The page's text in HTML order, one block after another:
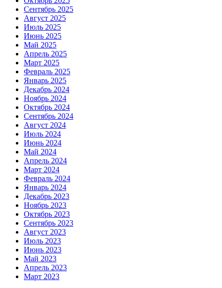
Сентябрь 2025
Август 2025
Июль 2025
Июнь 2025
Май 2025
Апрель 2025
Март 2025
Февраль 2025
Январь 2025
Декабрь 2024
Ноябрь 2024
Октябрь 2024
Сентябрь 2024
Август 2024
Июль 2024
Июнь 2024
Май 2024
Апрель 2024
Март 2024
Февраль 2024
Январь 2024
Декабрь 2023
Ноябрь 2023
Октябрь 2023
Сентябрь 2023
Август 2023
Июль 2023
Июнь 2023
Май 2023
Апрель 2023
Март 2023